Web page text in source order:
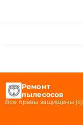
Ремонт
пылесосов
Все правы защищены (с)